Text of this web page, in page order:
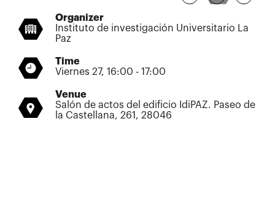
Organizer
Instituto de investigación Universitario La
Paz
Time
Viernes 27, 16:00 - 17:00
Venue
Salón de actos del edificio IdiPAZ. Paseo de
la Castellana, 261, 28046